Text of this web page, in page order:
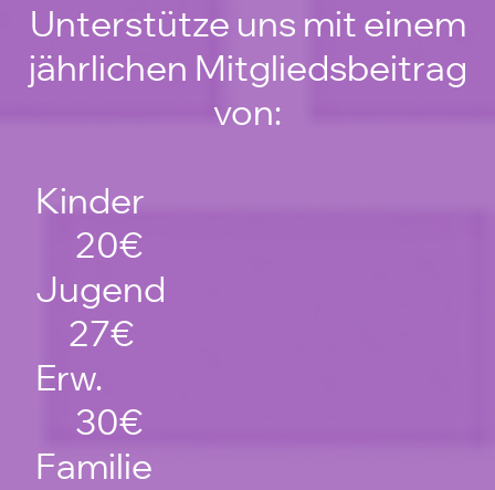
Unterstütze uns mit einem
jährlichen Mitgliedsbeitrag
von:
Kinder
20€
Jugend
27€
Erw.
30€
Familie